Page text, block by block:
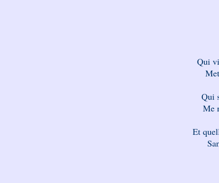
Qui
Qui
Me
Et